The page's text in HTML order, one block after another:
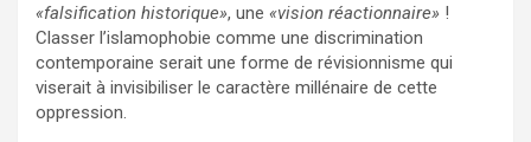
«falsification historique», une «vision réactionnaire» !
Classer l’islamophobie comme une discrimination
contemporaine serait une forme de révisionnisme qui
viserait à invisibiliser le caractère millénaire de cette
oppression.